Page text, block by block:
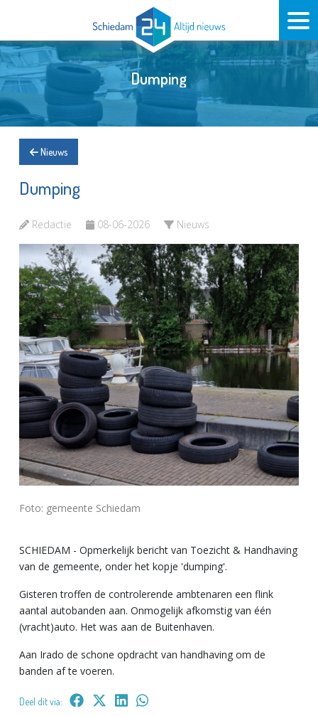
Dumping
Nieuws
Dumping
Redactie 08-06-2026 Nieuws
Foto: gemeente Schiedam
SCHIEDAM - Opmerkelijk bericht van Toezicht & Handhaving
van de gemeente, onder het kopje 'dumping'.
Gisteren troffen de controlerende ambtenaren een flink
aantal autobanden aan. Onmogelijk afkomstig van één
(vracht)auto. Het was aan de Buitenhaven.
Aan Irado de schone opdracht van handhaving om de
banden af te voeren.
Deel dit via: